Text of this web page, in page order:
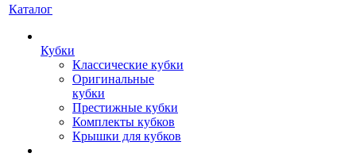
Каталог
Кубки
Классические кубки
Оригинальные
кубки
Престижные кубки
Комплекты кубков
Крышки для кубков